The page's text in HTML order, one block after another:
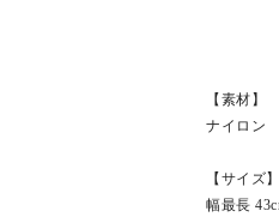
【素材】
ナイロン
【サイズ】
幅最長